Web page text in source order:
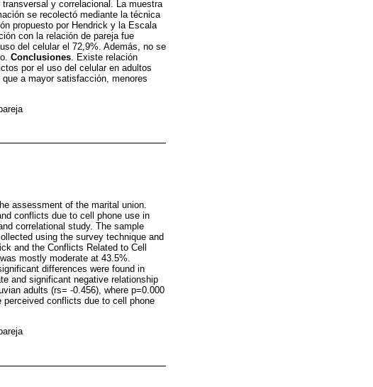
y correlacional. La muestra
se recolectó mediante la técnica
propuesto por Hendrick y la Escala
con la relación de pareja fue
del celular el 72,9%. Además, no se
Conclusiones. Existe relación
por el uso del celular en adultos
a mayor satisfacción, menores
assessment of the marital union.
conflicts due to cell phone use in
correlational study. The sample
using the survey technique and
and the Conflicts Related to Cell
mostly moderate at 43.5%.
differences were found in
and significant negative relationship
adults (rs= -0.456), where p=0.000
conflicts due to cell phone